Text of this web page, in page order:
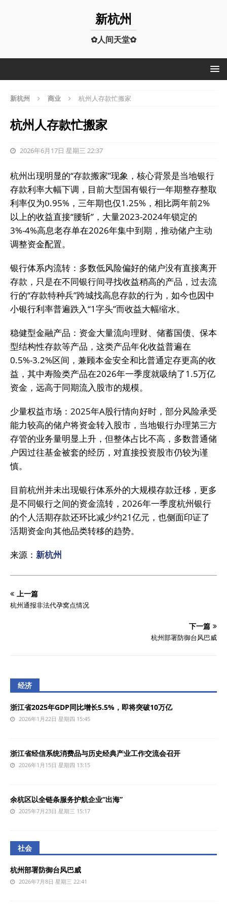
新杭州
✿人间天堂✿
新杭州 商业 杭州人存款忙搬家
杭州人存款忙搬家
2026年6月17日 星期三 22:37
杭州出现明显的“存款搬家”现象，核心背景是当地银行
存款利率大幅下调，目前大型国有银行一年期整存整取
利率仅为‌0.95%‌，三年期也仅‌1.25%‌，相比两年前2%
以上的收益直接“腰斩”，大量2023-2024年锁定的
3%-4%高息老存单在2026年集中到期，推动储户主动
调整资金配置。
‌银行体系内流转‌：多数低风险偏好的储户没有直接离开
存款，只是在不同银行间寻找收益稍高的产品，过去流
行的“存款特种兵”跨城找高息存款的行为，如今也因中
小银行利率普遍跌入“1字头”而收益大幅缩水。
‌稳健型金融产品‌：资金大量流向理财、储蓄国债、保本
型结构性存款等产品，这类产品年化收益普遍在
0.5%-3.2%区间，兼顾本金安全和比普通定存更高的收
益，其中寿险类产品在2026年一季度就吸纳了1.5万亿
资金，远高于同期流入股市的规模。
‌少量权益市场‌：2025年A股行情向好时，部分风险承受
能力较高的储户将资金转入股市，当地银行办理第三方
存管的业务量明显上升，但整体占比不高，多数普通储
户因过往基金被套的经历，对直接投资股市仍较为谨
慎。
目前杭州并未出现银行体系外的大规模存款迁移，更多
是不同银行之间的资金流转，2026年一季度杭州银行
的个人活期存款还环比减少约21亿元，也侧面印证了
活期资金向其他品类转移的趋势。
来源： 新杭州
上一篇
杭州通报非法代孕窝点情况
下一篇
杭州部署防御台风巴威
经济
浙江省2025年GDP同比增长5.5%，即将突破10万亿
2026年1月22日 星期四 15:45
浙江省经信系统消费品与历史经典产业工作交流会召开
2026年1月15日 星期四 13:15
余杭区以全链条服务护航企业“出海”
2025年7月23日 星期三 15:17
社会
杭州部署防御台风巴威
2026年7月8日 星期三 22:41